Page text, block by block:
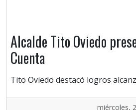
Alcalde Tito Oviedo
Cuenta
Tito Oviedo destacó logros
miércoles,